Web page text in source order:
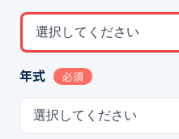
選択してください
年式 必須
選択してください